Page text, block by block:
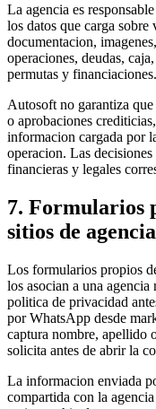
La agencia es
los datos que carga
documentacion,
operaciones, deudas,
permutas y financiaciones.
Autosoft no garantiza
o aprobaciones
informacion cargada por
operacion. Las
financieras y legales
7. Formularios
sitios de agencia
Los formularios propios
los asocian a una
politica de privacidad
por WhatsApp desde
captura nombre, apellido
solicita antes de abrir la
La informacion enviada
compartida con la